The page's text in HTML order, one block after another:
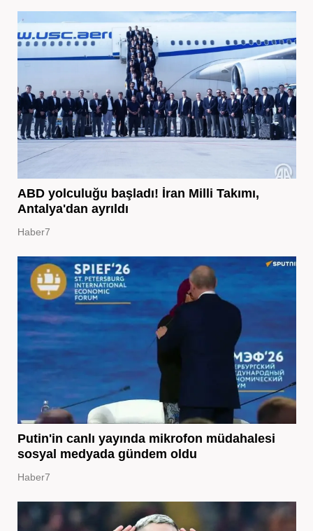
ABD yolculuğu başladı! İran Milli Takımı,
Antalya'dan ayrıldı
Haber7
Putin'in canlı yayında mikrofon müdahalesi
sosyal medyada gündem oldu
Haber7